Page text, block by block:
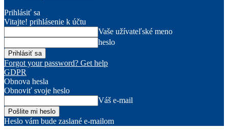
Prihlásiť sa
Vitajte! prihlásenie k účtu
Vaše užívateľské meno
heslo
Forgot your password? Get help
GDPR
Obnova hesla
Obnoviť svoje heslo
Váš e-mail
Heslo vám bude zaslané e-mailom